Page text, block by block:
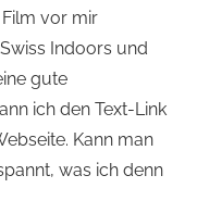
vor mir
Indoors und
gute
ich den Text-Link
Kann man
was ich denn